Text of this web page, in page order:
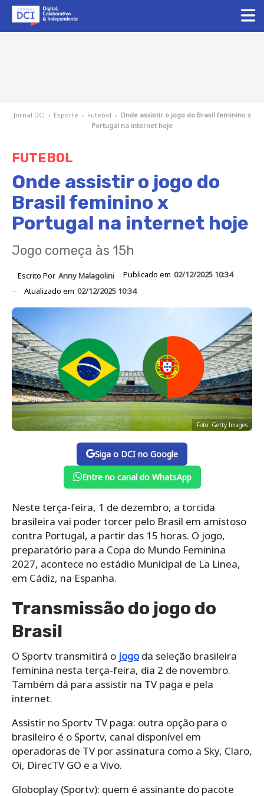
Jornal DCI › Esporte › Futebol › Onde assistir o jogo do Brasil feminino x
Portugal na internet hoje
FUTEBOL
Onde assistir o jogo do
Brasil feminino x
Portugal na internet hoje
Jogo começa às 15h
Escrito Por Anny Malagolini Publicado em 02/12/2025 10:34
Atualizado em 02/12/2025 10:34
Foto: Getty Images
Siga o DCI no Google
Entre no canal do WhatsApp
Neste terça-feira, 1 de dezembro, a torcida
brasileira vai poder torcer pelo Brasil em amistoso
contra Portugal, a partir das 15 horas. O jogo,
preparatório para a Copa do Mundo Feminina
2027, acontece no estádio Municipal de La Linea,
em Cádiz, na Espanha.
Transmissão do jogo do
Brasil
O Sportv transmitirá o jogoda seleção brasileira
feminina nesta terça-feira, dia 2 de novembro.
Também dá para assistir na TV paga e pela
internet.
Assistir no Sportv TV paga: outra opção para o
brasileiro é o Sportv, canal disponível em
operadoras de TV por assinatura como a Sky, Claro,
Oi, DirecTV GO e a Vivo.
Globoplay (Sportv): quem é assinante do pacote